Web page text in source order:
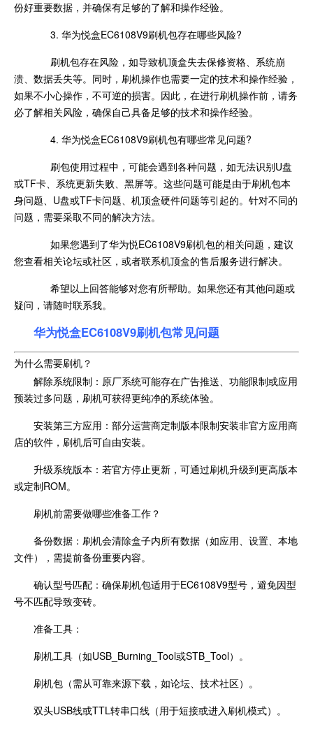
份好重要数据，并确保有足够的了解和操作经验。
3. 华为悦盒EC6108V9刷机包存在哪些风险?
刷机包存在风险，如导致机顶盒失去保修资格、系统崩
溃、数据丢失等。同时，刷机操作也需要一定的技术和操作经验，
如果不小心操作，不可逆的损害。因此，在进行刷机操作前，请务
必了解相关风险，确保自己具备足够的技术和操作经验。
4. 华为悦盒EC6108V9刷机包有哪些常见问题?
刷包使用过程中，可能会遇到各种问题，如无法识别U盘
或TF卡、系统更新失败、黑屏等。这些问题可能是由于刷机包本
身问题、U盘或TF卡问题、机顶盒硬件问题等引起的。针对不同的
问题，需要采取不同的解决方法。
如果您遇到了华为悦EC6108V9刷机包的相关问题，建议
您查看相关论坛或社区，或者联系机顶盒的售后服务进行解决。
希望以上回答能够对您有所帮助。如果您还有其他问题或
疑问，请随时联系我。
华为悦盒EC6108V9刷机包常见问题
为什么需要刷机？
解除系统限制：原厂系统可能存在广告推送、功能限制或应用
预装过多问题，刷机可获得更纯净的系统体验。
安装第三方应用：部分运营商定制版本限制安装非官方应用商
店的软件，刷机后可自由安装。
升级系统版本：若官方停止更新，可通过刷机升级到更高版本
或定制ROM。
刷机前需要做哪些准备工作？
备份数据：刷机会清除盒子内所有数据（如应用、设置、本地
文件），需提前备份重要内容。
确认型号匹配：确保刷机包适用于EC6108V9型号，避免因型
号不匹配导致变砖。
准备工具：
刷机工具（如USB_Burning_Tool或STB_Tool）。
刷机包（需从可靠来源下载，如论坛、技术社区）。
双头USB线或TTL转串口线（用于短接或进入刷机模式）。